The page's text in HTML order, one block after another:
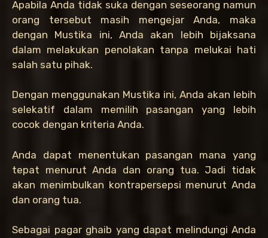
Apabila Anda tidak suka dengan seseorang namun
orang tersebut masih mengejar Anda, maka
dengan Mustika ini, Anda akan lebih bijaksana
dalam melakukan penolakan tanpa melukai hati
salah satu pihak.
Dengan menggunakan Mustika ini, Anda akan lebih
selekatif dalam memilih pasangan yang lebih
cocok dengan kriteria Anda.
Anda dapat menentukan pasangan mana yang
tepat menurut Anda dan orang tua. Jadi tidak
akan menimbulkan kontrapersepsi menurut Anda
dan orang tua.
Sebagai pagar ghaib yang dapat melindungi Anda